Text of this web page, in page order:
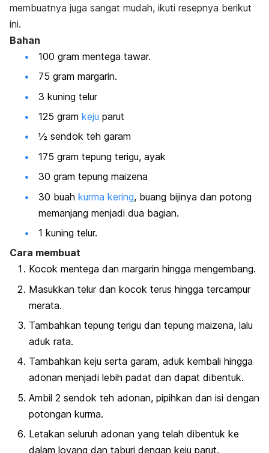
membuatnya juga sangat mudah, ikuti resepnya berikut
ini.
Bahan
100 gram mentega tawar.
75 gram margarin.
3 kuning telur
125 gram keju parut
½ sendok teh garam
175 gram tepung terigu, ayak
30 gram tepung maizena
30 buah kurma kering, buang bijinya dan potong
memanjang menjadi dua bagian.
1 kuning telur.
Cara membuat
Kocok mentega dan margarin hingga mengembang.
Masukkan telur dan kocok terus hingga tercampur
merata.
Tambahkan tepung terigu dan tepung maizena, lalu
aduk rata.
Tambahkan keju serta garam, aduk kembali hingga
adonan menjadi lebih padat dan dapat dibentuk.
Ambil 2 sendok teh adonan, pipihkan dan isi dengan
potongan kurma.
Letakan seluruh adonan yang telah dibentuk ke
dalam loyang dan taburi dengan keju parut.